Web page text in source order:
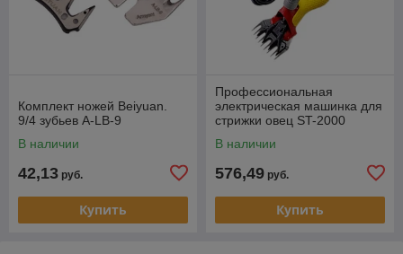
Комплект ножей Beiyuan.
9/4 зубьев A-LB-9
В наличии
42,13 руб.
Купить
Профессиональная
электрическая машинка для
стрижки овец ST-2000
В наличии
576,49 руб.
Купить